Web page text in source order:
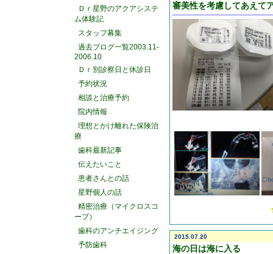
Ｄｒ星野のアクアシステ
ム体験記
スタッフ募集
過去ブログ一覧2003.11-
2006.10
Ｄｒ別診察日と休診日
予約状況
相談と治療予約
院内情報
理想とかけ離れた保険治
療
歯科最新記事
伝えたいこと
患者さんとの話
星野個人の話
精密治療（マイクロスコ
ープ）
歯科のアンチエイジング
予防歯科
審美性を考慮してあえて
2015.07.20
海の日は海に入る